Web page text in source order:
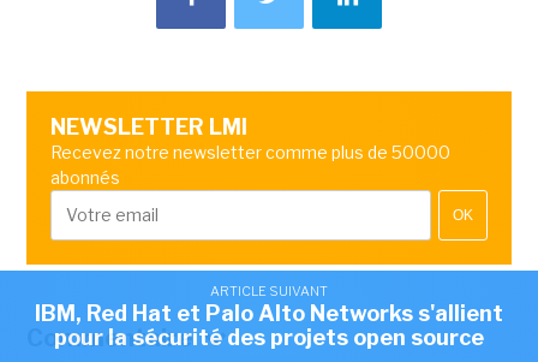
NEWSLETTER LMI
Recevez notre newsletter comme plus de 50000
abonnés
OK
Commentaire
ARTICLE SUIVANT
IBM, Red Hat et Palo Alto Networks s'allient
pour la sécurité des projets open source